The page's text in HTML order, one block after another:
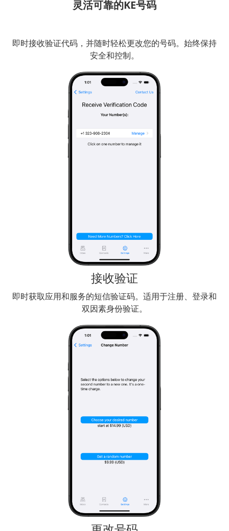
灵活可靠的KE号码
即时接收验证代码，并随时轻松更改您的号码。始终保持
安全和控制。
接收验证
即时获取应用和服务的短信验证码。适用于注册、登录和
双因素身份验证。